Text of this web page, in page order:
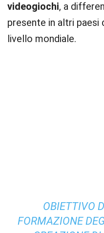
videogiochi, a
presente in altri paesi
livello mondiale.
OBIETTIVO
FORMAZIONE